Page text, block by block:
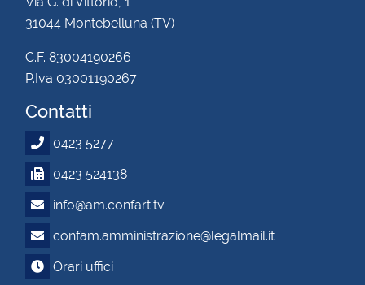
31044 Montebelluna (TV)
C.F. 83004190266
P.Iva 03001190267
Contatti
0423 5277
0423 524138
info@am.confart.tv
confam.amministrazione@legalmail.it
Orari uffici